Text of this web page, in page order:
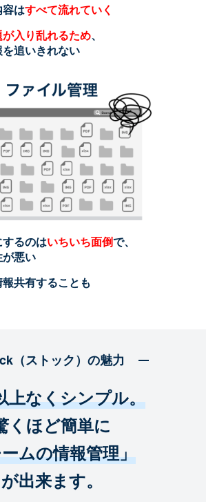
はすべて流れていく
入り乱れるため、
追いきれない
るのはいちいち面倒で、
悪い
共有することも
（ストック）の魅力
上なくシンプル。
くほど簡単に
ムの情報管理」
が出来ます。